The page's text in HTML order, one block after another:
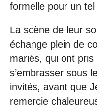
formelle pour un
La scène de leur
échange plein de
mariés, qui ont
s’embrasser sous
invités, avant que
remercie